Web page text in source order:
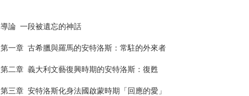
導論 一段被遺忘的神話
第一章 古希臘與羅馬的安特洛斯：常駐的外來者
第二章 義大利文藝復興時期的安特洛斯：復甦
第三章 安特洛斯化身法國啟蒙時期「回應的愛」